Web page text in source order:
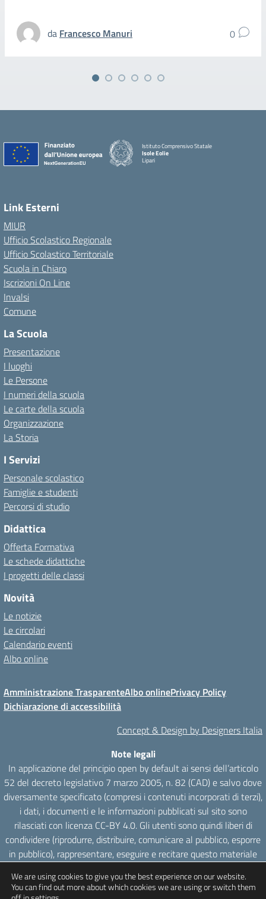
da Francesco Manuri 0
Istituto Comprensivo Statale
Isole Eolie
Lipari
Link Esterni
MIUR
Ufficio Scolastico Regionale
Ufficio Scolastico Territoriale
Scuola in Chiaro
Iscrizioni On Line
Invalsi
Comune
La Scuola
Presentazione
I luoghi
Le Persone
I numeri della scuola
Le carte della scuola
Organizzazione
La Storia
I Servizi
Personale scolastico
Famiglie e studenti
Percorsi di studio
Didattica
Offerta Formativa
Le schede didattiche
I progetti delle classi
Novità
Le notizie
Le circolari
Calendario eventi
Albo online
Amministrazione TrasparenteAlbo onlinePrivacy Policy
Dichiarazione di accessibilità
Concept & Design by Designers Italia
Note legali
In applicazione del principio open by default ai sensi dell’articolo
52 del decreto legislativo 7 marzo 2005, n. 82 (CAD) e salvo dove
diversamente specificato (compresi i contenuti incorporati di terzi),
i dati, i documenti e le informazioni pubblicati sul sito sono
rilasciati con licenza CC-BY 4.0. Gli utenti sono quindi liberi di
condividere (riprodurre, distribuire, comunicare al pubblico, esporre
in pubblico), rappresentare, eseguire e recitare questo materiale
materiale e utilizzarlo per opere derivate) per qualsiasi fine, anche
We are using cookies to give you the best experience on our website.
You can find out more about which cookies we are using or switch them